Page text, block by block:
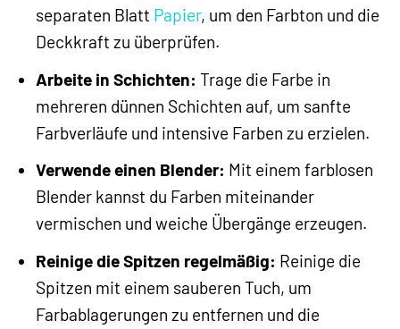
separaten Blatt Papier, um den Farbton und die
Deckkraft zu überprüfen.
Arbeite in Schichten: Trage die Farbe in
mehreren dünnen Schichten auf, um sanfte
Farbverläufe und intensive Farben zu erzielen.
Verwende einen Blender: Mit einem farblosen
Blender kannst du Farben miteinander
vermischen und weiche Übergänge erzeugen.
Reinige die Spitzen regelmäßig: Reinige die
Spitzen mit einem sauberen Tuch, um
Farbablagerungen zu entfernen und die